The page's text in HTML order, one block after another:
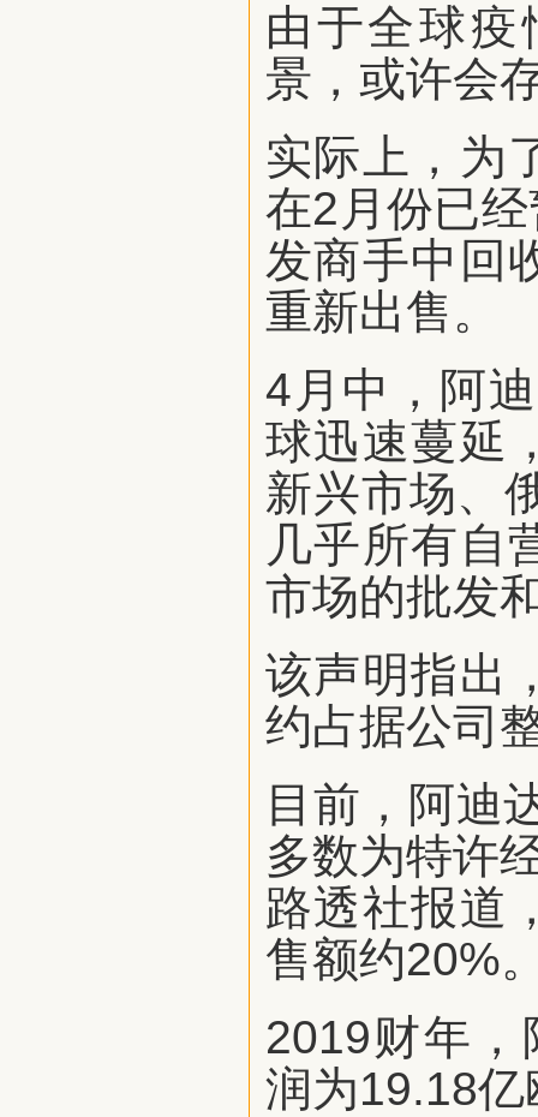
由于全球
景，或许会
实际上，为
在2月份已
发商手中回
重新出售。
4月中，阿
球迅速蔓延
新兴市场、
几乎所有自
市场的批发
该声明指出
约占据公司
目前，阿迪
多数为特许
路透社报道
售额约20%
2019财年
润为19.18亿